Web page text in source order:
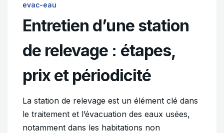
evac-eau
Entretien d’une station
de relevage : étapes,
prix et périodicité
La station de relevage est un élément clé dans
le traitement et l’évacuation des eaux usées,
notamment dans les habitations non